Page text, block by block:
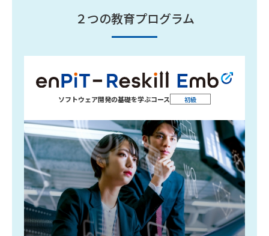
２つの教育プログラム
ソフトウェア開発の基礎を学ぶコース 初級